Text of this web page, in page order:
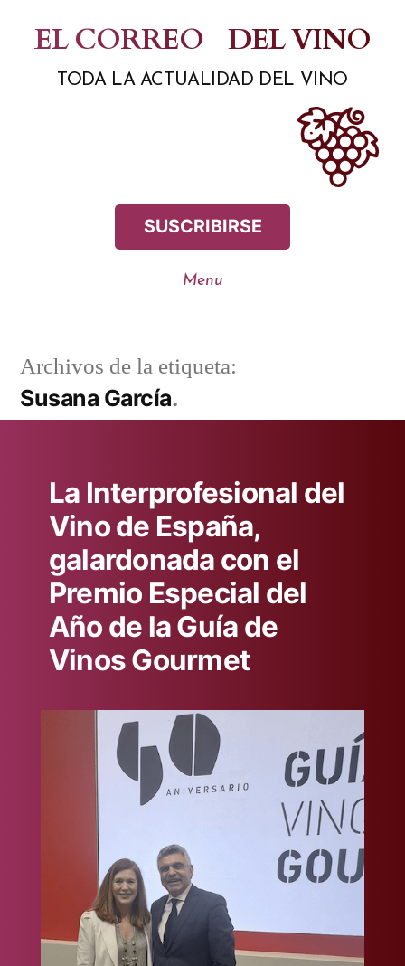
contenido
EL CORREO DEL VINO
TODA LA ACTUALIDAD DEL VINO
SUSCRIBIRSE
Archivos de la etiqueta:
Susana García
La Interprofesional del
Vino de España,
galardonada con el
Premio Especial del
Año de la Guía de
Vinos Gourmet